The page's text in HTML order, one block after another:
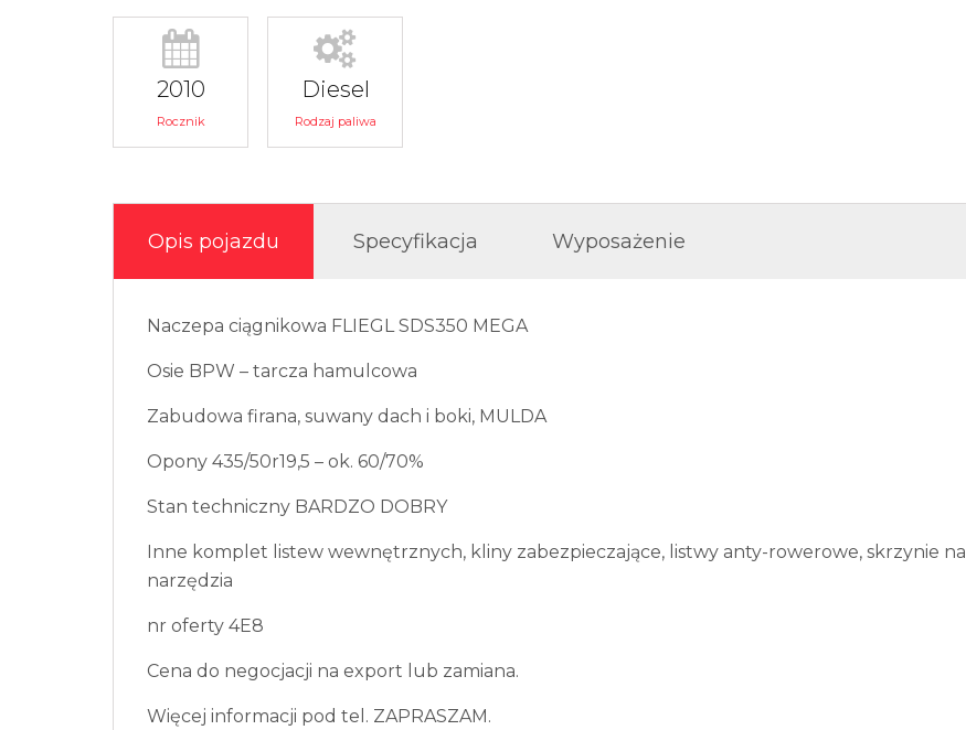
2010
Rocznik
Diesel
Rodzaj paliwa
Opis pojazdu Specyfikacja Wyposażenie
Naczepa ciągnikowa FLIEGL SDS350 MEGA
Osie BPW – tarcza hamulcowa
Zabudowa firana, suwany dach i boki, MULDA
Opony 435/50r19,5 – ok. 60/70%
Stan techniczny BARDZO DOBRY
Inne komplet listew wewnętrznych, kliny zabezpieczające, listwy anty-rowerowe, skrzynie na
narzędzia
nr oferty 4E8
Cena do negocjacji na export lub zamiana.
Więcej informacji pod tel. ZAPRASZAM.